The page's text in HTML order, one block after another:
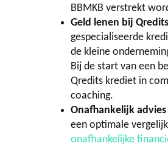
BBMKB verstrekt
Geld lenen bij
gespecialiseerde
de kleine
Bij de start van een
Qredits krediet in
coaching.
Onafhankelijk advies
een optimale
onafhankelijke